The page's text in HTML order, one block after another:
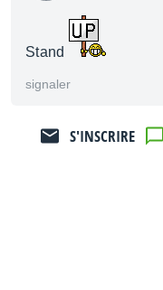
Stand
signaler
S'INSCRIRE